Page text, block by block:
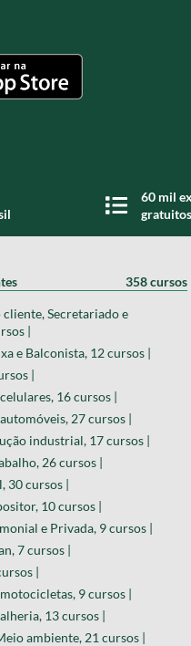
60 mil
gratuitos
358 cursos
Secretariado e
|
e Balconista, 12 cursos |
|
16 cursos |
27 cursos |
industrial, 17 cursos |
26 cursos |
30 cursos |
10 cursos |
e Privada, 9 cursos |
7 cursos |
|
9 cursos |
13 cursos |
ambiente, 21 cursos |